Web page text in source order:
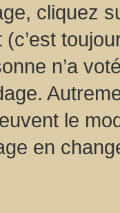
cliquez
n’a
le
en